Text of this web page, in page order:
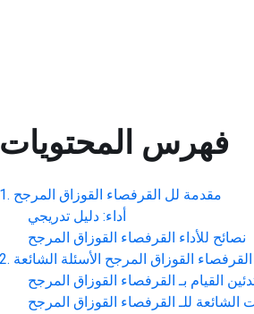
فهرس المحتويات
مقدمة لل القرفصاء القوزاق المرجح
أداء: دليل تدريجي
نصائح للأداء القرفصاء القوزاق المرجح
القرفصاء القوزاق المرجح الأسئلة الشائعة
القيام بـ القرفصاء القوزاق المرجح
الشائعة للـ القرفصاء القوزاق المرجح